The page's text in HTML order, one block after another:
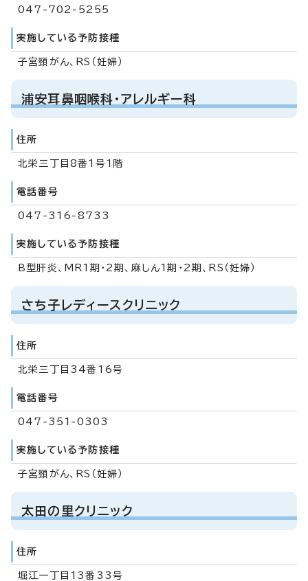
047-702-5255
実施している予防接種
子宮頸がん、RS（妊婦）
浦安耳鼻咽喉科・アレルギー科
住所
北栄三丁目8番1号1階
電話番号
047-316-8733
実施している予防接種
B型肝炎、MR1期・2期、麻しん1期・2期、RS（妊婦）
さち子レディースクリニック
住所
北栄三丁目34番16号
電話番号
047-351-0303
実施している予防接種
子宮頸がん、RS（妊婦）
太田の里クリニック
住所
堀江一丁目13番33号